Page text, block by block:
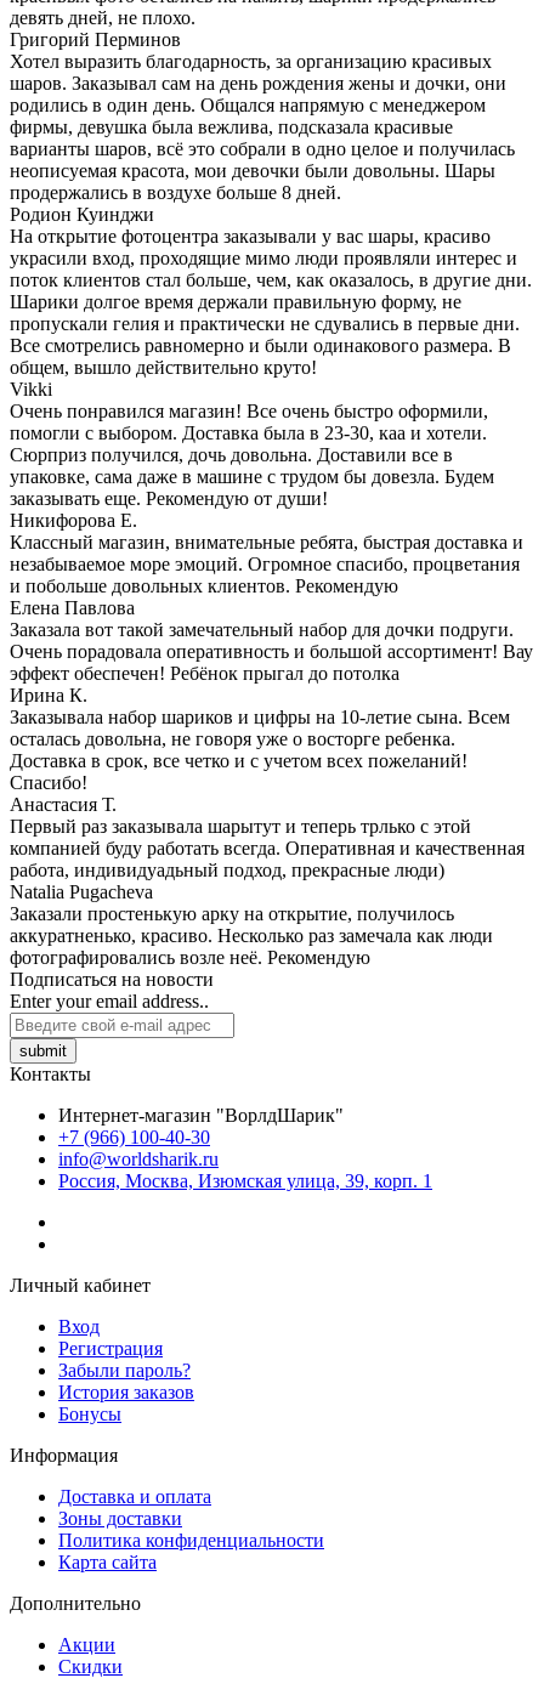
девять дней, не плохо.
Григорий Перминов
Хотел выразить благодарность, за организацию красивых
шаров. Заказывал сам на день рождения жены и дочки, они
родились в один день. Общался напрямую с менеджером
фирмы, девушка была вежлива, подсказала красивые
варианты шаров, всё это собрали в одно целое и получилась
неописуемая красота, мои девочки были довольны. Шары
продержались в воздухе больше 8 дней.
Родион Куинджи
На открытие фотоцентра заказывали у вас шары, красиво
украсили вход, проходящие мимо люди проявляли интерес и
поток клиентов стал больше, чем, как оказалось, в другие дни.
Шарики долгое время держали правильную форму, не
пропускали гелия и практически не сдувались в первые дни.
Все смотрелись равномерно и были одинакового размера. В
общем, вышло действительно круто!
Vikki
Очень понравился магазин! Все очень быстро оформили,
помогли с выбором. Доставка была в 23-30, каа и хотели.
Сюрприз получился, дочь довольна. Доставили все в
упаковке, сама даже в машине с трудом бы довезла. Будем
заказывать еще. Рекомендую от души!
Никифорова Е.
Классный магазин, внимательные ребята, быстрая доставка и
незабываемое море эмоций. Огромное спасибо, процветания
и побольше довольных клиентов. Рекомендую
Елена Павлова
Заказала вот такой замечательный набор для дочки подруги.
Очень порадовала оперативность и большой ассортимент! Вау
эффект обеспечен! Ребёнок прыгал до потолка
Ирина К.
Заказывала набор шариков и цифры на 10-летие сына. Всем
осталась довольна, не говоря уже о восторге ребенка.
Доставка в срок, все четко и с учетом всех пожеланий!
Спасибо!
Анастасия Т.
Первый раз заказывала шарытут и теперь трлько с этой
компанией буду работать всегда. Оперативная и качественная
работа, индивидуадьный подход, прекрасные люди)
Natalia Pugacheva
Заказали простенькую арку на открытие, получилось
аккуратненько, красиво. Несколько раз замечала как люди
фотографировались возле неё. Рекомендую
Подписаться на новости
Enter your email address..
submit
Контакты
Интернет-магазин "ВорлдШарик"
+7 (966) 100-40-30
info@worldsharik.ru
Россия, Москва, Изюмская улица, 39, корп. 1
Личный кабинет
Вход
Регистрация
Забыли пароль?
История заказов
Бонусы
Информация
Доставка и оплата
Зоны доставки
Политика конфиденциальности
Карта сайта
Дополнительно
Акции
Скидки